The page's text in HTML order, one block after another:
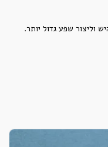
וליצור שפע גדול יותר.